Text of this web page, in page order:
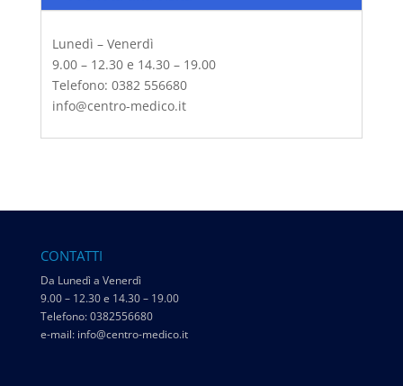
Lunedì – Venerdì
9.00 – 12.30 e 14.30 – 19.00
Telefono: 0382 556680
info@centro-medico.it
CONTATTI
Da Lunedì a Venerdì
9.00 – 12.30 e 14.30 – 19.00
Telefono: 0382556680
e-mail: info@centro-medico.it